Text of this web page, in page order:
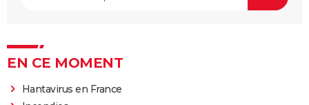
EN CE MOMENT
Hantavirus en France